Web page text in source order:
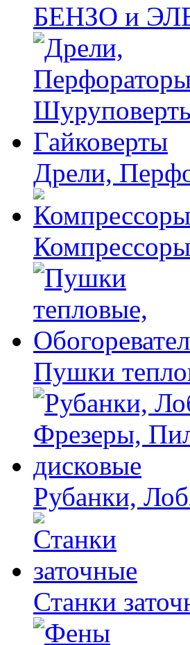
БЕНЗО и
Дрели,
Компрессоры
Пушки
Рубанки,
Станки